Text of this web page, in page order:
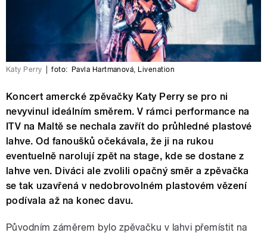
Katy Perry foto: Pavla Hartmanová, Livenation
Koncert amercké zpěvačky Katy Perry se pro ni
nevyvinul ideálním směrem. V rámci performance na
ITV na Maltě se nechala zavřít do průhledné plastové
lahve. Od fanoušků očekávala, že ji na rukou
eventuelně narolují zpět na stage, kde se dostane z
lahve ven. Diváci ale zvolili opačný směr a zpěvačka
se tak uzavřená v nedobrovolném plastovém vězení
podívala až na konec davu.
Původním záměrem bylo zpěvačku v lahvi přemístit na